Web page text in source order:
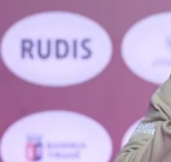
ЧС-2026
ФУТЗАЛ
ІНШІ